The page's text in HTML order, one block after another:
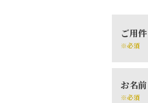
ご用件
※必須
お名前
※必須